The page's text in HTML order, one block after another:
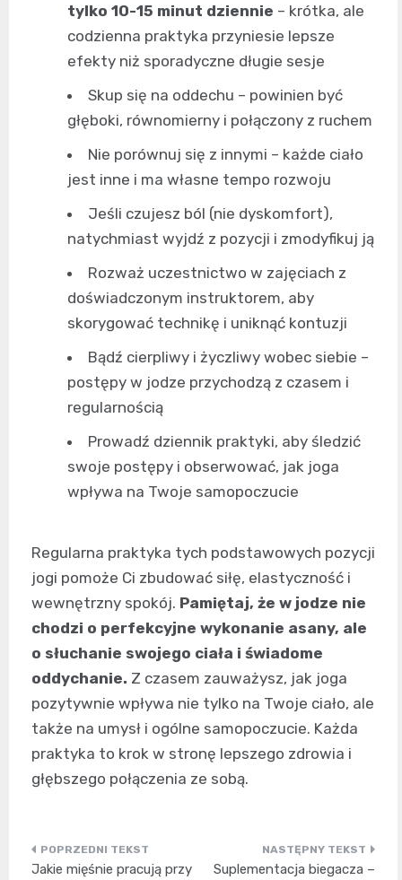
tylko 10-15 minut dziennie – krótka, ale
codzienna praktyka przyniesie lepsze
efekty niż sporadyczne długie sesje
Skup się na oddechu – powinien być
głęboki, równomierny i połączony z ruchem
Nie porównuj się z innymi – każde ciało
jest inne i ma własne tempo rozwoju
Jeśli czujesz ból (nie dyskomfort),
natychmiast wyjdź z pozycji i zmodyfikuj ją
Rozważ uczestnictwo w zajęciach z
doświadczonym instruktorem, aby
skorygować technikę i uniknąć kontuzji
Bądź cierpliwy i życzliwy wobec siebie –
postępy w jodze przychodzą z czasem i
regularnością
Prowadź dziennik praktyki, aby śledzić
swoje postępy i obserwować, jak joga
wpływa na Twoje samopoczucie
Regularna praktyka tych podstawowych pozycji
jogi pomoże Ci zbudować siłę, elastyczność i
wewnętrzny spokój. Pamiętaj, że w jodze nie
chodzi o perfekcyjne wykonanie asany, ale
o słuchanie swojego ciała i świadome
oddychanie. Z czasem zauważysz, jak joga
pozytywnie wpływa nie tylko na Twoje ciało, ale
także na umysł i ogólne samopoczucie. Każda
praktyka to krok w stronę lepszego zdrowia i
głębszego połączenia ze sobą.
Nawigacja
Jakie mięśnie pracują przy Suplementacja biegacza –